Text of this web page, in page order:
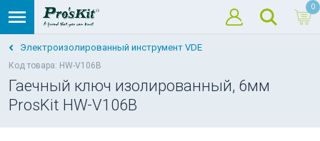
0
Электроизолированный инструмент VDE
Код товара: HW-V106B
Гаечный ключ изолированный, 6мм
ProsKit HW-V106B